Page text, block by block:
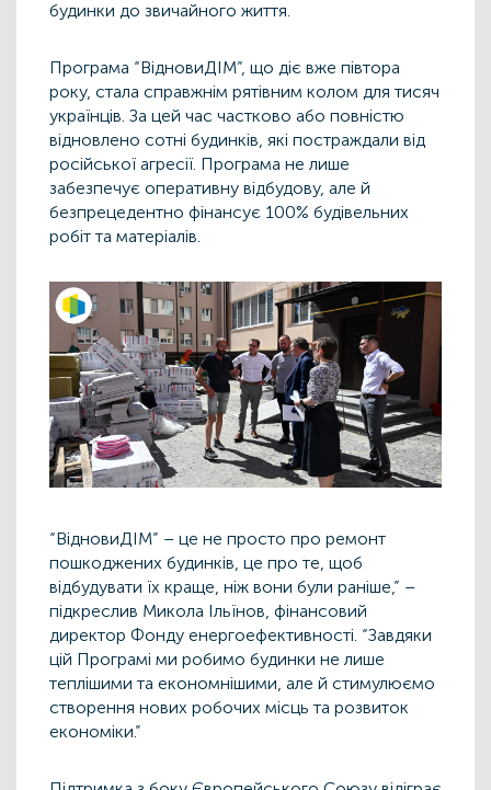
будинки до звичайного життя.
Програма “ВідновиДІМ”, що діє вже півтора
року, стала справжнім рятівним колом для тисяч
українців. За цей час частково або повністю
відновлено сотні будинків, які постраждали від
російської агресії. Програма не лише
забезпечує оперативну відбудову, але й
безпрецедентно фінансує 100% будівельних
робіт та матеріалів.
“ВідновиДІМ” – це не просто про ремонт
пошкоджених будинків, це про те, щоб
відбудувати їх краще, ніж вони були раніше,” –
підкреслив Микола Ільїнов, фінансовий
директор Фонду енергоефективності. “Завдяки
цій Програмі ми робимо будинки не лише
теплішими та економнішими, але й стимулюємо
створення нових робочих місць та розвиток
економіки.”